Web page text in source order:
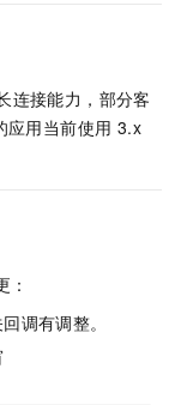
连接能力，部分客
应用当前使用 3.x
调有调整。